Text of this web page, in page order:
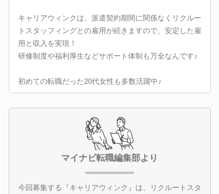
キャリアウィンクは、派遣契約期間に関係なくリクルー
トスタッフィングとの雇用が続きますので、安定した雇
用と収入を実現！
研修制度や福利厚生などサポート体制も万全なんです♪
初めての転職だった20代女性も多数活躍中♪
マイナビ転職編集部より
今回募集する『キャリアウィンク』は、リクルートスタ